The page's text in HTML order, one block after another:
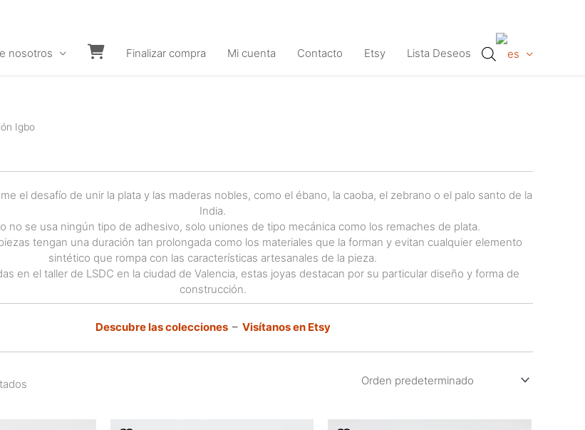
nosotros
Carrito
Finalizar compra Mi cuenta Contacto Etsy Lista Deseos
Igbo
el desafío de unir la plata y las maderas nobles, como el ébano, la caoba, el zebrano o el palo santo de la
India.
no se usa ningún tipo de adhesivo, solo uniones de tipo mecánica como los remaches de plata.
tengan una duración tan prolongada como los materiales que la forman y evitan cualquier elemento
sintético que rompa con las características artesanales de la pieza.
en el taller de LSDC en la ciudad de Valencia, estas joyas destacan por su particular diseño y forma de
construcción.
Descubre las colecciones – Visítanos en Etsy